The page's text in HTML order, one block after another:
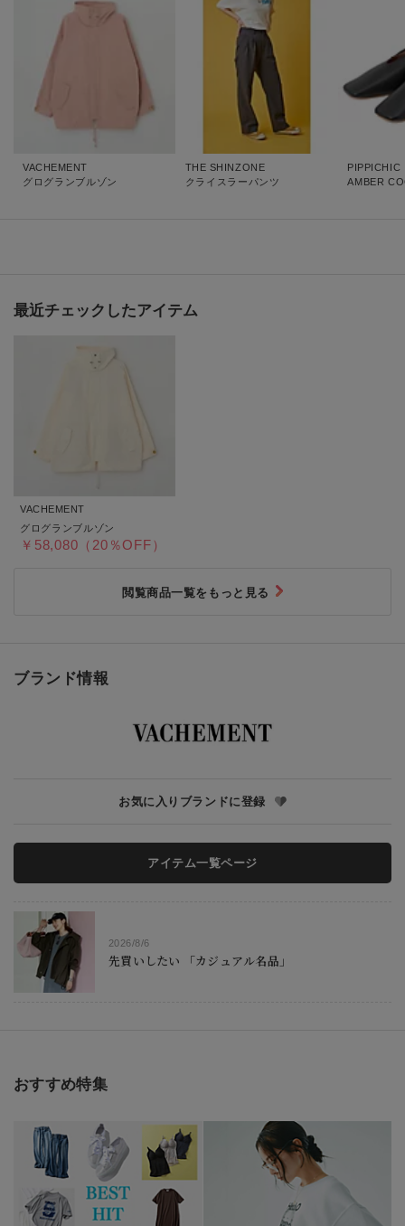
VACHEMENT
グログランブルゾン
THE SHINZONE
クライスラーパンツ
PIPPICHIC
AMBER
ブランド情報
お気に入りブランドに登録
アイテム一覧ページ
2026/8/6
先買いしたい 「カジュアル名品」
最近チェックしたアイテム
VACHEMENT
グログランブルゾン
￥58,080（20％OFF）
閲覧商品一覧をもっと見る
おすすめ特集